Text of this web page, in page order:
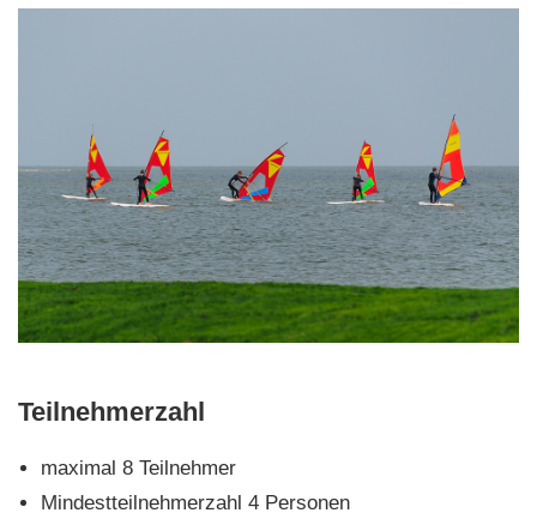
Teilnehmerzahl
maximal 8 Teilnehmer
Mindestteilnehmerzahl 4 Personen